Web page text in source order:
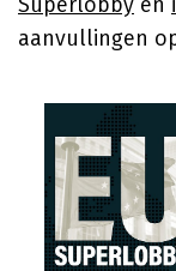
aanvullingen